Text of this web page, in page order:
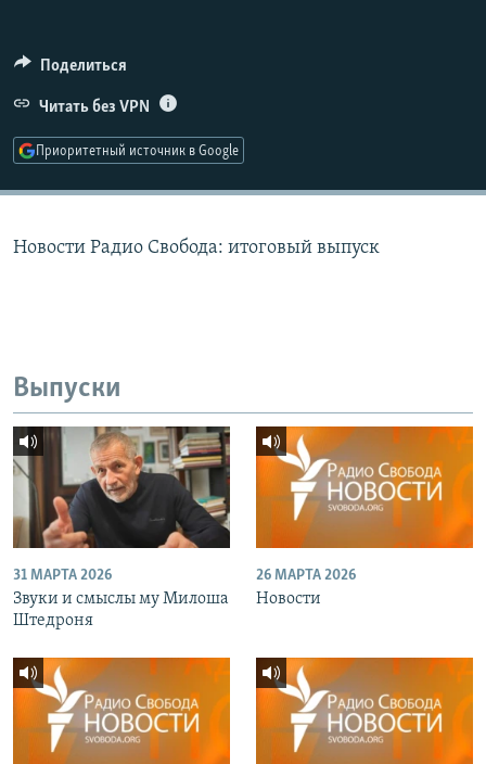
ПОДПИШИТЕСЬ НА РАССЫЛКУ
СОЦИАЛЬНЫЕ СЕТИ
Поделиться
Читать без VPN
Приоритетный источник в Google
Новости Радио Свобода: итоговый выпуск
Выпуски
31 МАРТА 2026
Звуки и смыслы му Милоша
Штедроня
26 МАРТА 2026
Новости